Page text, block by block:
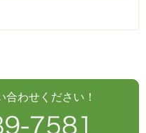
わせください！